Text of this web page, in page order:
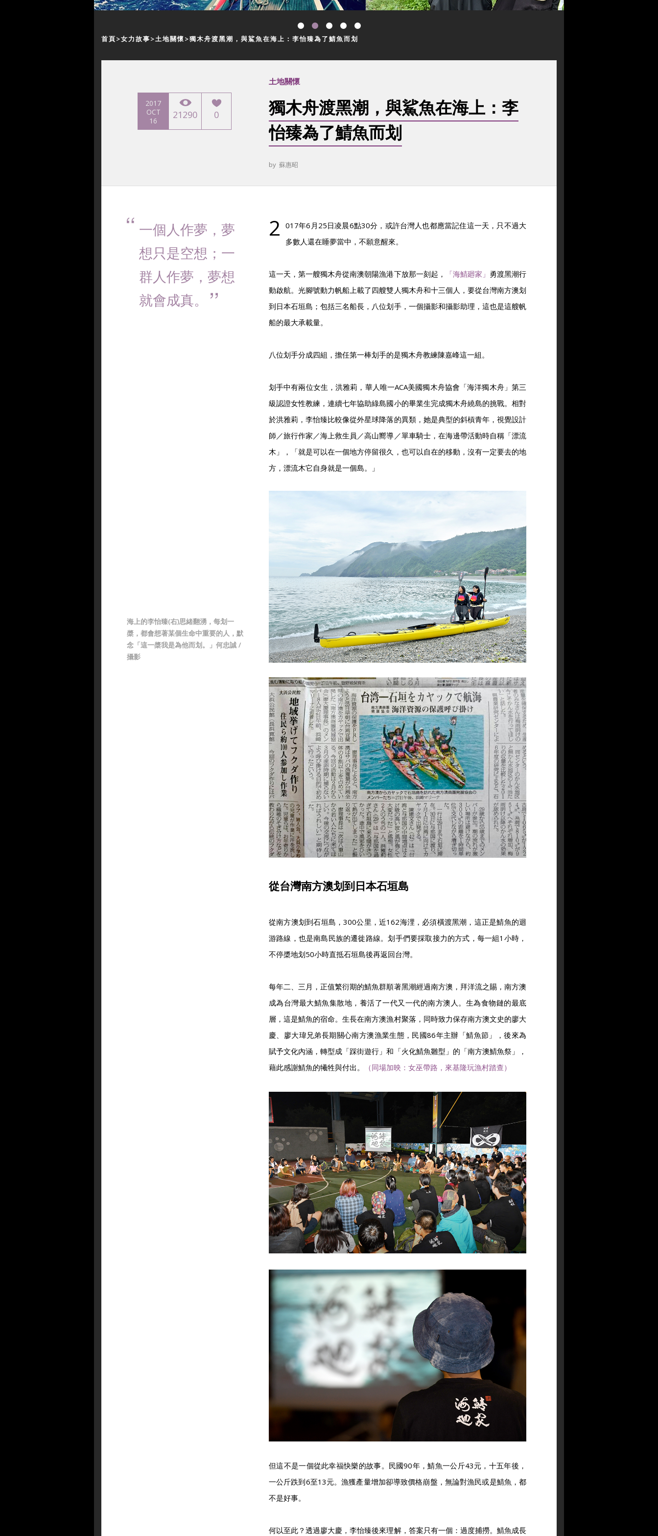
首頁 女力故事 土地關懷 獨木舟渡黑潮，與鯊魚在海上：李怡臻為了鯖魚而划
2017
OCT
16
21290 0
土地關懷
獨木舟渡黑潮，與鯊魚在海上：李
怡臻為了鯖魚而划
by 蘇惠昭
一個人作夢，夢
想只是空想；一
群人作夢，夢想
就會成真。
2 017年6月25日凌晨6點30分，或許台灣人也都應當記住這一天，只不過大
多數人還在睡夢當中，不願意醒來。
這一天，第一艘獨木舟從南澳朝陽漁港下放那一刻起， 「海鯖廻家」 勇渡黑潮行
動啟航。光腳號動力帆船上載了四艘雙人獨木舟和十三個人，要從台灣南方澳划
到日本石垣島；包括三名船長，八位划手，一個攝影和攝影助理，這也是這艘帆
船的最大承載量。
八位划手分成四組，擔任第一棒划手的是獨木舟教練陳嘉峰這一組。
划手中有兩位女生，洪雅莉，華人唯一ACA美國獨木舟協會「海洋獨木舟」第三
級認證女性教練，連續七年協助綠島國小的畢業生完成獨木舟繞島的挑戰。相對
於洪雅莉，李怡臻比較像從外星球降落的異類，她是典型的斜槓青年，視覺設計
師／旅行作家／海上救生員／高山嚮導／單車騎士，在海邊帶活動時自稱「漂流
木」，「就是可以在一個地方停留很久，也可以自在的移動，沒有一定要去的地
方，漂流木它自身就是一個島。」
海上的李怡臻(右)思緒翻湧，每划一
槳，都會想著某個生命中重要的人，默
念「這一槳我是為他而划。」何忠誠 /
攝影
從台灣南方澳划到日本石垣島
從南方澳划到石垣島，300公里，近162海浬，必須橫渡黑潮，這正是鯖魚的迴
游路線，也是南島民族的遷徙路線。划手們要採取接力的方式，每一組1小時，
不停槳地划50小時直抵石垣島後再返回台灣。
每年二、三月，正值繁衍期的鯖魚群順著黑潮經過南方澳，拜洋流之賜，南方澳
成為台灣最大鯖魚集散地，養活了一代又一代的南方澳人。生為食物鏈的最底
層，這是鯖魚的宿命。生長在南方澳漁村聚落，同時致力保存南方澳文史的廖大
慶、廖大瑋兄弟長期關心南方澳漁業生態，民國86年主辦「鯖魚節」，後來為
賦予文化內涵，轉型成「踩街遊行」和「火化鯖魚雛型」的「南方澳鯖魚祭」，
藉此感謝鯖魚的犧牲與付出。
（同場加映：女巫帶路，來基隆玩漁村踏查）
但這不是一個從此幸福快樂的故事。民國90年，鯖魚一公斤43元，十五年後，
一公斤跌到6至13元。漁獲產量增加卻導致價格崩盤，無論對漁民或是鯖魚，都
不是好事。
何以至此？透過廖大慶，李怡臻後來理解，答案只有一個：過度捕撈。鯖魚成長